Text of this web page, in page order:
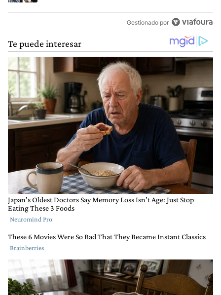
Gestionado por